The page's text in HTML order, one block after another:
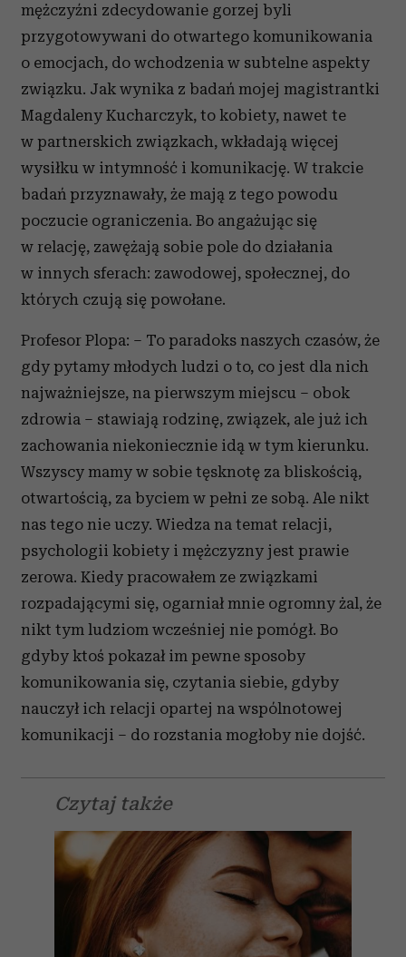
mężczyźni zdecydowanie gorzej byli
przygotowywani do otwartego komunikowania
o emocjach, do wchodzenia w subtelne aspekty
związku. Jak wynika z badań mojej magistrantki
Magdaleny Kucharczyk, to kobiety, nawet te
w partnerskich związkach, wkładają więcej
wysiłku w intymność i komunikację. W trakcie
badań przyznawały, że mają z tego powodu
poczucie ograniczenia. Bo angażując się
w relację, zawężają sobie pole do działania
w innych sferach: zawodowej, społecznej, do
których czują się powołane.
Profesor Plopa: – To paradoks naszych czasów, że
gdy pytamy młodych ludzi o to, co jest dla nich
najważniejsze, na pierwszym miejscu – obok
zdrowia – stawiają rodzinę, związek, ale już ich
zachowania niekoniecznie idą w tym kierunku.
Wszyscy mamy w sobie tęsknotę za bliskością,
otwartością, za byciem w pełni ze sobą. Ale nikt
nas tego nie uczy. Wiedza na temat relacji,
psychologii kobiety i mężczyzny jest prawie
zerowa. Kiedy pracowałem ze związkami
rozpadającymi się, ogarniał mnie ogromny żal, że
nikt tym ludziom wcześniej nie pomógł. Bo
gdyby ktoś pokazał im pewne sposoby
komunikowania się, czytania siebie, gdyby
nauczył ich relacji opartej na wspólnotowej
komunikacji – do rozstania mogłoby nie dojść.
Czytaj także